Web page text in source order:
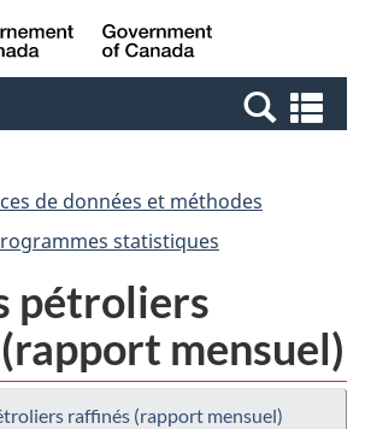
Passer
au
Passer
à
Canada
et
de données et méthodes
statistiques
pétroliers
mensuel)
raffinés (rapport mensuel)